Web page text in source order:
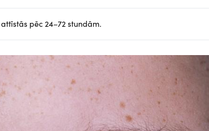
pēc 24–72 stundām.